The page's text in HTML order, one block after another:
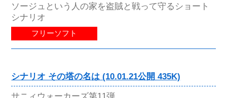
ソージュという人の家を盗賊と戦って守るショート
シナリオ
フリーソフト
シナリオ その塔の名は (10.01.21公開 435K)
サニィウォーカーズ第11弾